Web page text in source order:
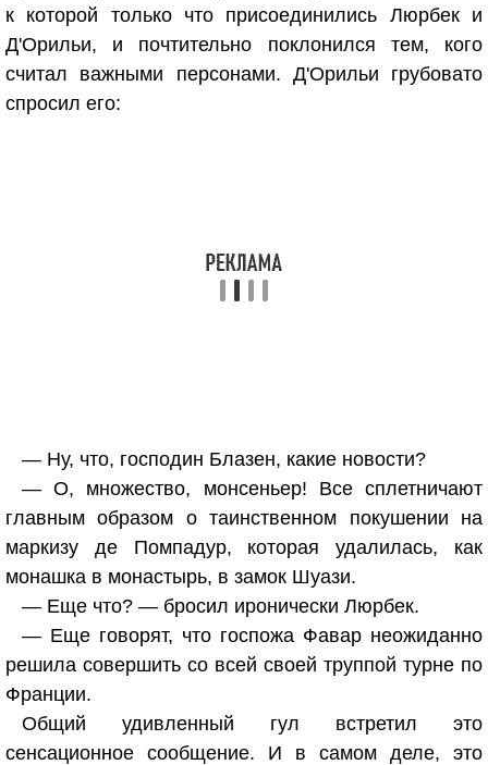
к которой только что присоединились Люрбек и
Д'Орильи, и почтительно поклонился тем, кого
считал важными персонами. Д'Орильи грубовато
спросил его:
— Ну, что, господин Блазен, какие новости?
— О, множество, монсеньер! Все сплетничают
главным образом о таинственном покушении на
маркизу де Помпадур, которая удалилась, как
монашка в монастырь, в замок Шуази.
— Еще что? — бросил иронически Люрбек.
— Еще говорят, что госпожа Фавар неожиданно
решила совершить со всей своей труппой турне по
Франции.
Общий удивленный гул встретил это
сенсационное сообщение. И в самом деле, это